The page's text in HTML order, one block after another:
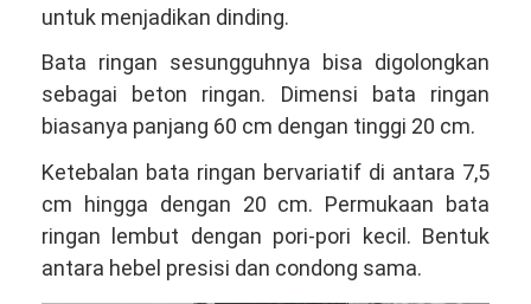
untuk menjadikan dinding.
Bata ringan sesungguhnya bisa digolongkan
sebagai beton ringan. Dimensi bata ringan
biasanya panjang 60 cm dengan tinggi 20 cm.
Ketebalan bata ringan bervariatif di antara 7,5
cm hingga dengan 20 cm. Permukaan bata
ringan lembut dengan pori-pori kecil. Bentuk
antara hebel presisi dan condong sama.